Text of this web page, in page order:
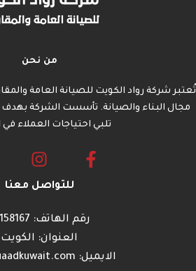
من نحن
تُعتبر شركة رواد الكويت للصيانة العامة
مجال البناء والصيانة. تأسست الشركة بهدف
تلبي احتياجات العملاء في
للتواصل معنا
رقم الهاتف: 66158167
العنوان: الكويت
الايميل: info@ruaadkuwait.com